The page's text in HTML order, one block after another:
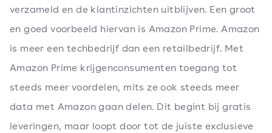
verzameld en de klantinzichten uitblijven. Een groot
en goed voorbeeld hiervan is Amazon Prime. Amazon
is meer een techbedrijf dan een retailbedrijf. Met
Amazon Prime krijgenconsumenten toegang tot
steeds meer voordelen, mits ze ook steeds meer
data met Amazon gaan delen. Dit begint bij gratis
leveringen, maar loopt door tot de juiste exclusieve